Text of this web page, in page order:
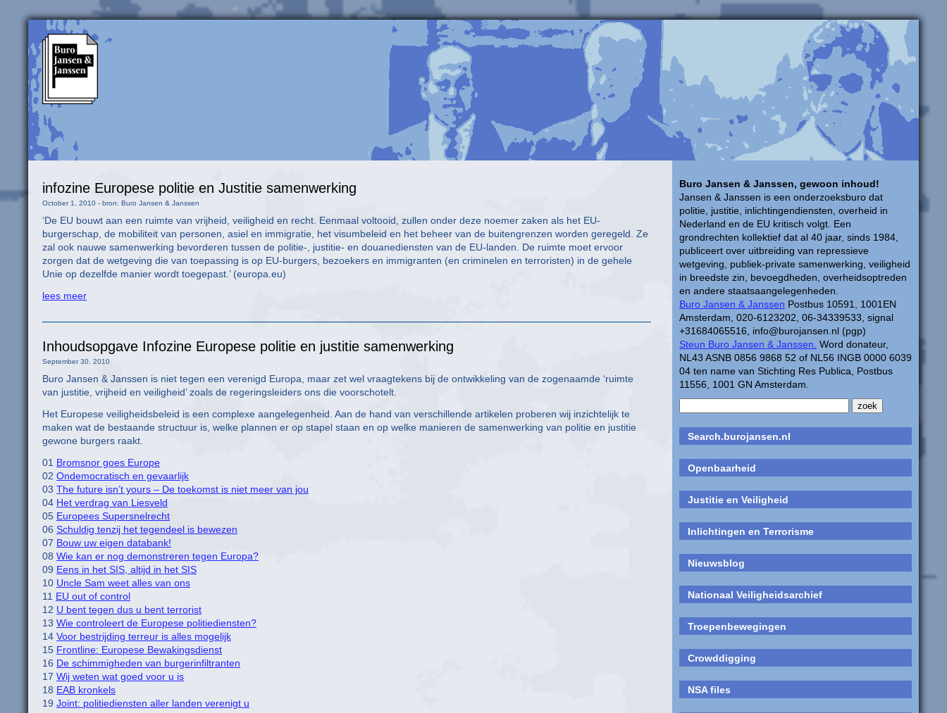
Buro Jansen & Janssen, gewoon inhoud!
Jansen & Janssen is een onderzoeksburo dat
politie, justitie, inlichtingendiensten, overheid in
Nederland en de EU kritisch volgt. Een
grondrechten kollektief dat al 40 jaar, sinds 1984,
publiceert over uitbreiding van repressieve
wetgeving, publiek-private samenwerking, veiligheid
in breedste zin, bevoegdheden, overheidsoptreden
en andere staatsaangelegenheden.
Buro Jansen & Janssen Postbus 10591, 1001EN
Amsterdam, 020-6123202, 06-34339533, signal
+31684065516, info@burojansen.nl (pgp)
Steun Buro Jansen & Janssen. Word donateur,
NL43 ASNB 0856 9868 52 of NL56 INGB 0000 6039
04 ten name van Stichting Res Publica, Postbus
11556, 1001 GN Amsterdam.
Search.burojansen.nl
Openbaarheid
Justitie en Veiligheid
Inlichtingen en Terrorisme
Nieuwsblog
Nationaal Veiligheidsarchief
Troepenbewegingen
Crowddigging
NSA files
infozine Europese politie en Justitie samenwerking
October 1, 2010 - bron: Buro Jansen & Janssen
‘De EU bouwt aan een ruimte van vrijheid, veiligheid en recht. Eenmaal voltooid, zullen onder deze noemer zaken als het EU-
burgerschap, de mobiliteit van personen, asiel en immigratie, het visumbeleid en het beheer van de buitengrenzen worden geregeld. Ze
zal ook nauwe samenwerking bevorderen tussen de politie-, justitie- en douanediensten van de EU-landen. De ruimte moet ervoor
zorgen dat de wetgeving die van toepassing is op EU-burgers, bezoekers en immigranten (en criminelen en terroristen) in de gehele
Unie op dezelfde manier wordt toegepast.’ (europa.eu)
lees meer
Inhoudsopgave Infozine Europese politie en justitie samenwerking
September 30, 2010
Buro Jansen & Janssen is niet tegen een verenigd Europa, maar zet wel vraagtekens bij de ontwikkeling van de zogenaamde ‘ruimte
van justitie, vrijheid en veiligheid’ zoals de regeringsleiders ons die voorschotelt.
Het Europese veiligheidsbeleid is een complexe aangelegenheid. Aan de hand van verschillende artikelen proberen wij inzichtelijk te
maken wat de bestaande structuur is, welke plannen er op stapel staan en op welke manieren de samenwerking van politie en justitie
gewone burgers raakt.
01 Bromsnor goes Europe
02 Ondemocratisch en gevaarlijk
03 The future isn’t yours – De toekomst is niet meer van jou
04 Het verdrag van Liesveld
05 Europees Supersnelrecht
06 Schuldig tenzij het tegendeel is bewezen
07 Bouw uw eigen databank!
08 Wie kan er nog demonstreren tegen Europa?
09 Eens in het SIS, altijd in het SIS
10 Uncle Sam weet alles van ons
11 EU out of control
12 U bent tegen dus u bent terrorist
13 Wie controleert de Europese politiediensten?
14 Voor bestrijding terreur is alles mogelijk
15 Frontline: Europese Bewakingsdienst
16 De schimmigheden van burgerinfiltranten
17 Wij weten wat goed voor u is
18 EAB kronkels
19 Joint: politiediensten aller landen verenigt u